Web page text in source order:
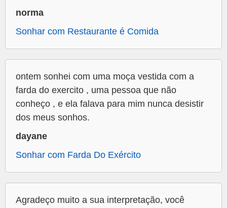
norma
Sonhar com Restaurante é Comida
ontem sonhei com uma moça vestida com a
farda do exercito , uma pessoa que não
conheço , e ela falava para mim nunca desistir
dos meus sonhos.
dayane
Sonhar com Farda Do Exército
Agradeço muito a sua interpretação, você